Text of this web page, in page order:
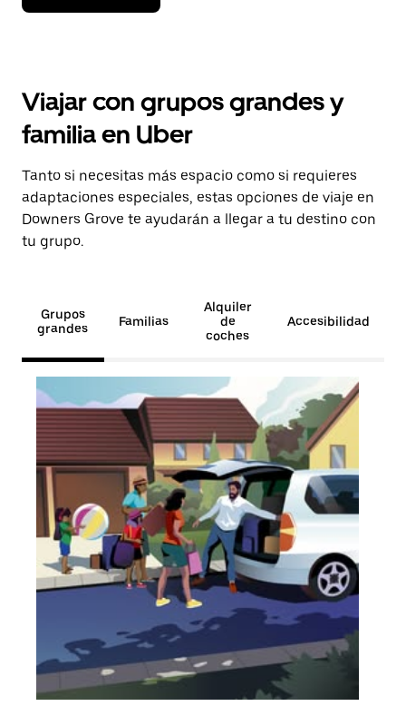
Viajar con grupos grandes y
familia en Uber
Tanto si necesitas más espacio como si requieres
adaptaciones especiales, estas opciones de viaje en
Downers Grove te ayudarán a llegar a tu destino con
tu grupo.
Grupos
grandes
Familias
Alquiler
de
coches
Accesibilidad